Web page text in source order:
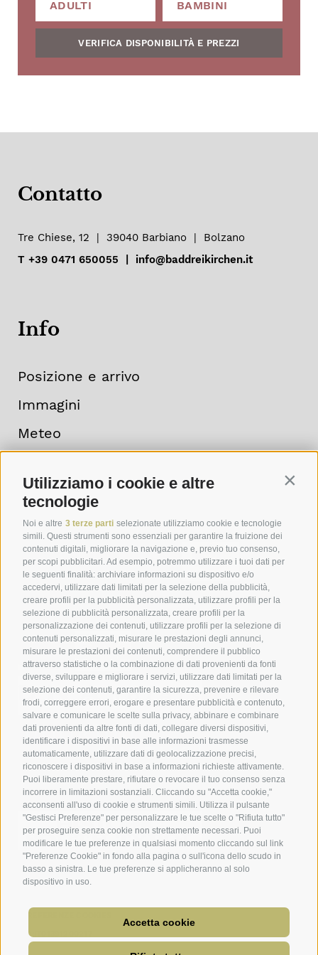
Utilizziamo i cookie e altre
tecnologie
Noi e altre 3 terze parti selezionate utilizziamo cookie e tecnologie
simili. Questi strumenti sono essenziali per garantire la fruizione dei
contenuti digitali, migliorare la navigazione e, previo tuo consenso,
per scopi pubblicitari. Ad esempio, potremmo utilizzare i tuoi dati per
le seguenti finalità: archiviare informazioni su dispositivo e/o
accedervi, utilizzare dati limitati per la selezione della pubblicità,
creare profili per la pubblicità personalizzata, utilizzare profili per la
selezione di pubblicità personalizzata, creare profili per la
personalizzazione dei contenuti, utilizzare profili per la selezione di
contenuti personalizzati, misurare le prestazioni degli annunci,
misurare le prestazioni dei contenuti, comprendere il pubblico
attraverso statistiche o la combinazione di dati provenienti da fonti
diverse, sviluppare e migliorare i servizi, utilizzare dati limitati per la
selezione dei contenuti, garantire la sicurezza, prevenire e rilevare
frodi, correggere errori, erogare e presentare pubblicità e contenuto,
salvare e comunicare le scelte sulla privacy, abbinare e combinare
dati provenienti da altre fonti di dati, collegare diversi dispositivi,
identificare i dispositivi in base alle informazioni trasmesse
automaticamente, utilizzare dati di geolocalizzazione precisi,
riconoscere i dispositivi in base a informazioni richieste attivamente.
Puoi liberamente prestare, rifiutare o revocare il tuo consenso senza
incorrere in limitazioni sostanziali. Cliccando su "Accetta cookie,"
acconsenti all'uso di cookie e strumenti simili. Utilizza il pulsante
"Gestisci Preferenze" per personalizzare le tue scelte o "Rifiuta tutto"
per proseguire senza cookie non strettamente necessari. Puoi
modificare le tue preferenze in qualsiasi momento cliccando sul link
"Preferenze Cookie" in fondo alla pagina o sull'icona dello scudo in
basso a sinistra. Le tue preferenze si applicheranno al solo
dispositivo in uso.
Accetta cookie
VERIFICA DISPONIBILITÀ E PREZZI
Contatto
Tre Chiese, 12 | 39040 Barbiano |
Bolzano
T +39 0471 650055 info@baddreikirchen.it
Info
Posizione e arrivo
Immagini
Meteo
UID:IT01391200217